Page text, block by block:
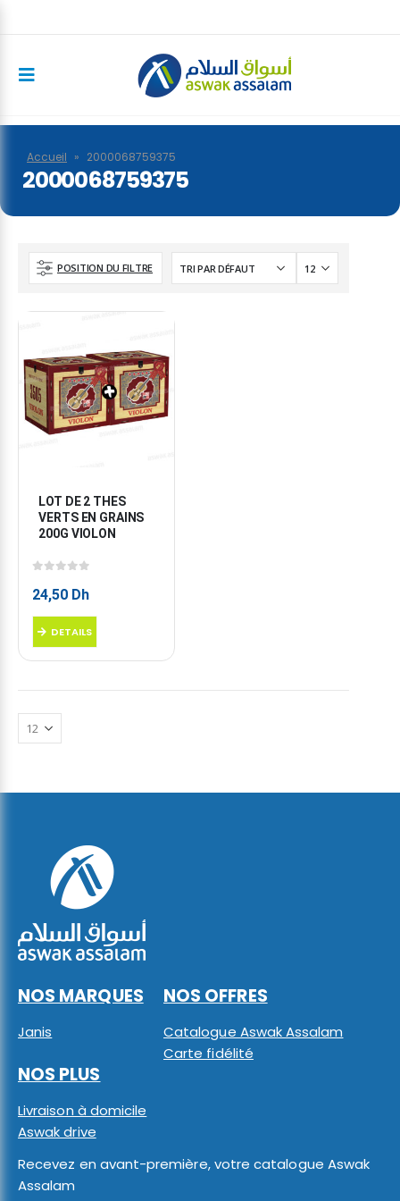
Accueil » 2000068759375
2000068759375
POSITION DU FILTRE
LOT DE 2 THES
VERTS EN GRAINS
200G VIOLON
24,50 Dh
DETAILS
NOS MARQUES
Janis
NOS OFFRES
Catalogue Aswak Assalam
Carte fidélité
NOS PLUS
Livraison à domicile
Aswak drive
Recevez en avant-première, votre catalogue Aswak
Assalam